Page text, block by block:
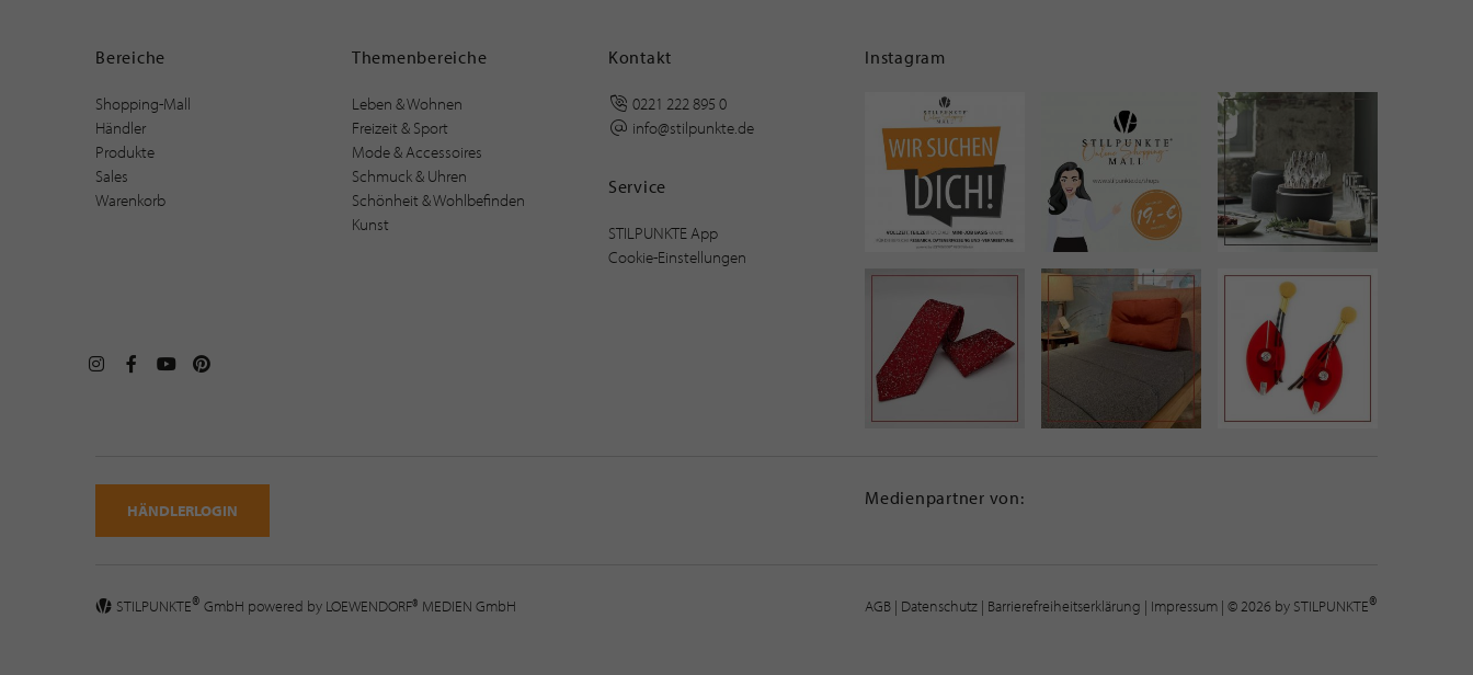
Bereiche
Shopping-Mall
Händler
Produkte
Sales
Warenkorb
Themenbereiche
Leben & Wohnen
Freizeit & Sport
Mode & Accessoires
Schmuck & Uhren
Schönheit & Wohlbefinden
Kunst
Kontakt
0221 222 895 0
info@stilpunkte.de
Service
STILPUNKTE App
Cookie-Einstellungen
Instagram
HÄNDLERLOGIN
Medienpartner von:
STILPUNKTE® GmbH powered by LOEWENDORF® MEDIEN GmbH AGB | Datenschutz | Barrierefreiheitserklärung | Impressum | © 2026 by STILPUNKTE®